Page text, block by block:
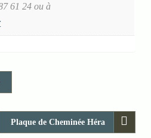
61 24 ou à
Plaque de Cheminée Héra